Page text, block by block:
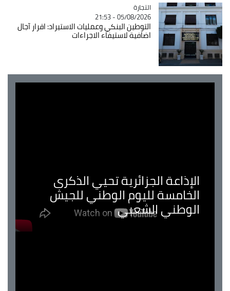
Catégorie
التجارة
05/08/2026 - 21:53
التوطين البنكي وعمليات الاستيراد: اقرار آجال
اضافية لاستيفاء الاجراءات
الإذاعة الجزائرية تحيي الذكرى
الخامسة لليوم الوطني للجيش
الوطني الشعبي